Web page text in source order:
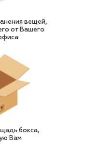
вещей,
от Вашего
бокса,
Вам